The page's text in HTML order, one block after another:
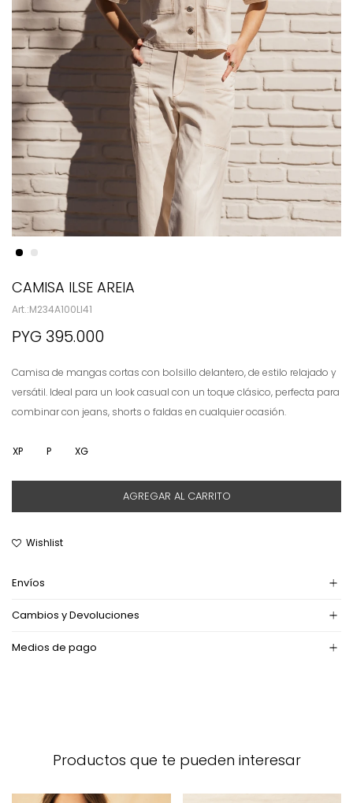
CAMISA ILSE AREIA
M234A100LI41
PYG 395.000
Camisa de mangas cortas con bolsillo delantero, de estilo relajado y
versátil. Ideal para un look casual con un toque clásico, perfecta para
combinar con jeans, shorts o faldas en cualquier ocasión.
XP P XG
AGREGAR AL CARRITO
Envíos
Cambios y Devoluciones
Medios de pago
Productos que te pueden interesar